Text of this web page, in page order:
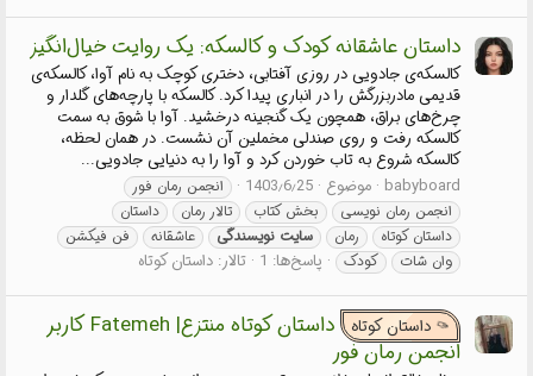
داستان عاشقانه کودک و کالسکه: یک روایت خیال‌انگیز
کالسکه‌ی جادویی در روزی آفتابی، دختری کوچک به نام آوا، کالسکه‌ی
قدیمی مادربزرگش را در انباری پیدا کرد. کالسکه با پارچه‌های گلدار و
چرخ‌های براق، همچون یک گنجینه درخشید. آوا با شوق به سمت
کالسکه رفت و روی صندلی مخملین آن نشست. در همان لحظه،
کالسکه شروع به تاب خوردن کرد و آوا را به دنیایی جادویی...
babyboard موضوع 1403٫6٫25
انجمن رمان فور
انجمن رمان نویسی
بخش کتاب تالار رمان
داستان
داستان کوتاه
رمان سایت نویسندگی عاشقانه
فن فیکشن
وان شات
کودک پاسخ‌ها: 1 تالار: داستان کوتاه
داستان کوتاه
داستان کوتاه منتزع| Fatemeh کاربر
انجمن رمان فور